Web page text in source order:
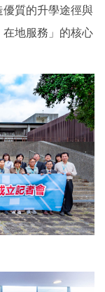
質的升學途徑與
地服務」的核心